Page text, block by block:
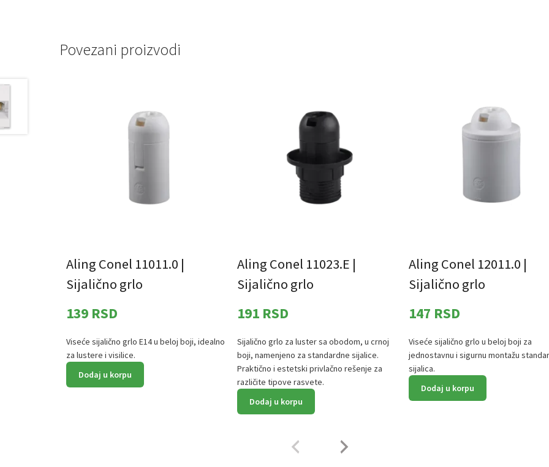
Povezani proizvodi
Aling Conel 11011.0 |
Sijalično grlo
139 RSD
Viseće sijalično grlo E14 u beloj boji, idealno
za lustere i visilice.
Dodaj u korpu
Aling Conel 11023.E |
Sijalično grlo
191 RSD
Sijalično grlo za luster sa obodom, u crnoj
boji, namenjeno za standardne sijalice.
Praktično i estetski privlačno rešenje za
različite tipove rasvete.
Dodaj u korpu
Aling Conel 12011.0 |
Sijalično grlo
147 RSD
Viseće sijalično grlo u beloj boji za
jednostavnu i sigurnu montažu
sijalica.
Dodaj u korpu